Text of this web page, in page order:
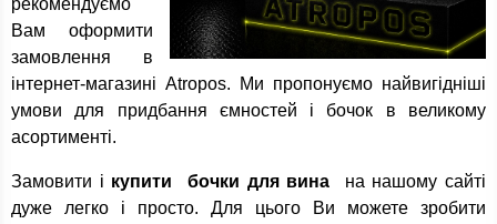
рекомендуємо
Вам оформити
замовлення в
інтернет-магазині Atropos. Ми пропонуємо найвигідніші
умови для придбання ємностей і бочок в великому
асортименті.
Замовити і купити бочки для вина на нашому сайті
дуже легко і просто. Для цього Ви можете зробити